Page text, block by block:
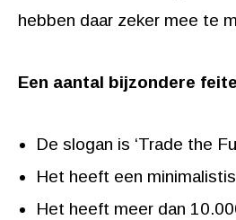
hebben daar zeker mee te
Een aantal bijzondere
De slogan is ‘Trade the
Het heeft een
Het heeft meer dan